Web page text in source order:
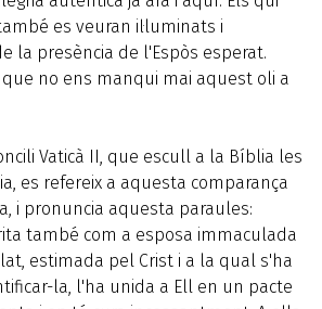
es veuran il·luminats i
la presència de l'Espòs esperat.
no ens manqui mai aquest oli a
Vaticà II, que escull a la Bíblia les
es refereix a aquesta comparança
i pronuncia aquesta paraules:
també com a esposa immaculada
estimada pel Crist i a la qual s'ha
la, l'ha unida a Ell en un pacte